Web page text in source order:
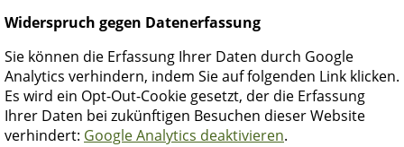
Widerspruch gegen Datenerfassung
Sie können die Erfassung Ihrer Daten durch Google
Analytics verhindern, indem Sie auf folgenden Link klicken.
Es wird ein Opt-Out-Cookie gesetzt, der die Erfassung
Ihrer Daten bei zukünftigen Besuchen dieser Website
verhindert: Google Analytics deaktivieren.